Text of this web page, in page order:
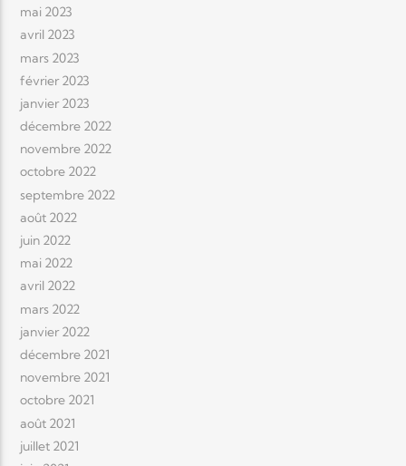
mai 2023
avril 2023
mars 2023
février 2023
janvier 2023
décembre 2022
novembre 2022
octobre 2022
septembre 2022
août 2022
juin 2022
mai 2022
avril 2022
mars 2022
janvier 2022
décembre 2021
novembre 2021
octobre 2021
août 2021
juillet 2021